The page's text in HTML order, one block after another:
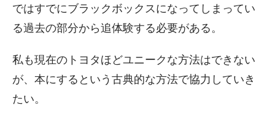
ではすでにブラックボックスになってしまってい
る過去の部分から追体験する必要がある。
私も現在のトヨタほどユニークな方法はできない
が、本にするという古典的な方法で協力していき
たい。